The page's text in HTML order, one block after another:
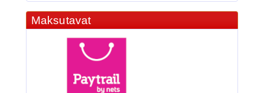
BKK 6062-1X Black Nickel
Kolmihaarakoukku N.6
Maksutavat